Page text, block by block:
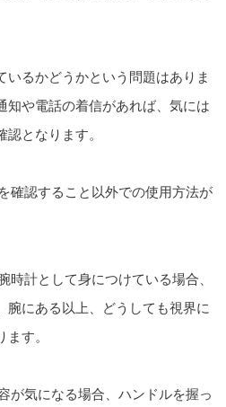
いるかどうかという問題はありま
知や電話の着信があれば、気には
となります。
確認すること以外での使用方法が
時計として身につけている場合、
腕にある以上、どうしても視界に
す。
が気になる場合、ハンドルを握っ